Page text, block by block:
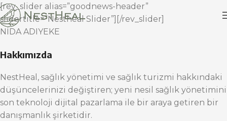
[rev_slider alias=”goodnews-header”
slidertitle=”Nestheal Slider”][/rev_slider]
NİDA ADIYEKE
Hakkımızda
NestHeal, sağlık yönetimi ve sağlık turizmi hakkındaki
düşüncelerinizi değiştiren; yeni nesil sağlık yönetimini
son teknoloji dijital pazarlama ile bir araya getiren bir
danışmanlık şirketidir.